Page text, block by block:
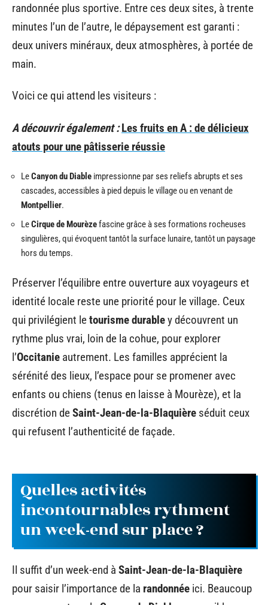
randonnée plus sportive. Entre ces deux sites, à trente
minutes l’un de l’autre, le dépaysement est garanti :
deux univers minéraux, deux atmosphères, à portée de
main.
Voici ce qui attend les visiteurs :
A découvrir également : Les fruits en A : de délicieux
atouts pour une pâtisserie réussie
LeCanyon du Diable impressionne par ses reliefs abrupts et ses
cascades, accessibles à pied depuis le village ou en venant de
Montpellier.
LeCirque de Mourèzefascine grâce à ses formations rocheuses
singulières, qui évoquent tantôt la surface lunaire, tantôt un paysage
hors du temps.
Préserver l’équilibre entre ouverture aux voyageurs et
identité locale reste une priorité pour le village. Ceux
qui privilégient letourisme durabley découvrent un
rythme plus vrai, loin de la cohue, pour explorer
l’Occitanie autrement. Les familles apprécient la
sérénité des lieux, l’espace pour se promener avec
enfants ou chiens (tenus en laisse à Mourèze), et la
discrétion deSaint-Jean-de-la-Blaquière séduit ceux
qui refusent l’authenticité de façade.
Quelles activités
incontournables rythment
un week-end sur place ?
Il suffit d’un week-end à Saint-Jean-de-la-Blaquière
pour saisir l’importance de la randonnée ici. Beaucoup